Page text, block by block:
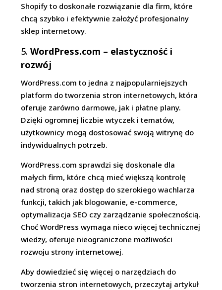
Shopify to doskonałe rozwiązanie dla firm, które
chcą szybko i efektywnie założyć profesjonalny
sklep internetowy.
5.WordPress.com – elastyczność i
rozwój
WordPress.com to jedna z najpopularniejszych
platform do tworzenia stron internetowych, która
oferuje zarówno darmowe, jak i płatne plany.
Dzięki ogromnej liczbie wtyczek i tematów,
użytkownicy mogą dostosować swoją witrynę do
indywidualnych potrzeb.
WordPress.com sprawdzi się doskonale dla
małych firm, które chcą mieć większą kontrolę
nad stroną oraz dostęp do szerokiego wachlarza
funkcji, takich jak blogowanie, e-commerce,
optymalizacja SEO czy zarządzanie społecznością.
Choć WordPress wymaga nieco więcej technicznej
wiedzy, oferuje nieograniczone możliwości
rozwoju strony internetowej.
Aby dowiedzieć się więcej o narzędziach do
tworzenia stron internetowych, przeczytaj artykuł